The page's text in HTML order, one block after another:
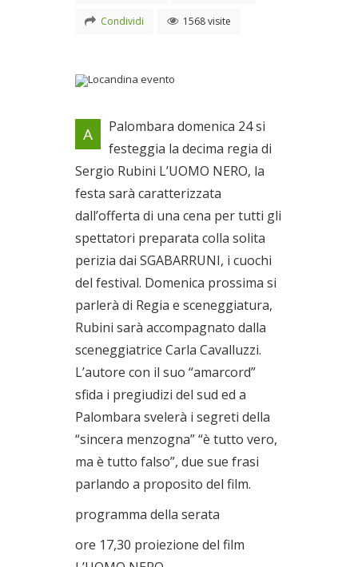
Condividi 1568 visite
Locandina evento
Il 24/01/2010
A
Palombara domenica 24 si
festeggia la decima regia di
Sergio Rubini L’UOMO NERO, la
festa sarà caratterizzata
dall’offerta di una cena per tutti gli
spettatori preparata colla solita
perizia dai SGABARRUNI, i cuochi
del festival. Domenica prossima si
parlerà di Regia e sceneggiatura,
Rubini sarà accompagnato dalla
sceneggiatrice Carla Cavalluzzi.
L’autore con il suo “amarcord”
sfida i pregiudizi del sud ed a
Palombara svelerà i segreti della
“sincera menzogna” “è tutto vero,
ma è tutto falso”, due sue frasi
parlando a proposito del film.
programma della serata
ore 17,30 proiezione del film